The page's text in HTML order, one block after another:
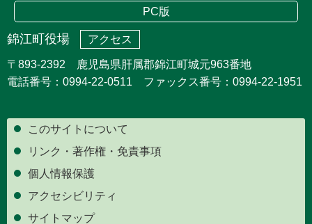
PC版
錦江町役場 アクセス
〒893-2392 鹿児島県肝属郡錦江町城元963番地
電話番号：0994-22-0511 ファックス番号：0994-22-1951
このサイトについて
リンク・著作権・免責事項
個人情報保護
アクセシビリティ
サイトマップ